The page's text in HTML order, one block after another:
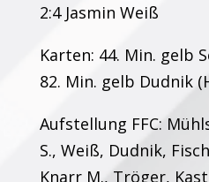
2:4 Jasmin Weiß
Karten: 44. Min. gelb
82. Min. gelb Dudnik
Aufstellung FFC:
S., Weiß, Dudnik,
Knarr M., Tröger,